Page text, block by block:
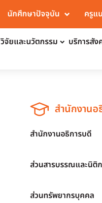
นักศึกษาปัจจุบัน ครูแ
วิจัยและนวัตกรรม บริการสัง
สำนักงานอ
สำนักงานอธิการบดี
ส่วนสารบรรณและนิติ
ส่วนทรัพยากรบุคคล